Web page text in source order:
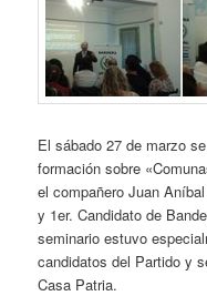
El sábado 27 de marzo
formación sobre
el compañero Juan
y 1er. Candidato de
seminario estuvo
candidatos del Partido y
Casa Patria.